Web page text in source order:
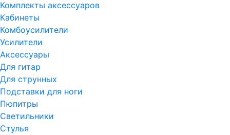
Комплекты аксессуаров
Кабинеты
Комбоусилители
Усилители
Аксессуары
Для гитар
Для струнных
Подставки для ноги
Пюпитры
Светильники
Стулья